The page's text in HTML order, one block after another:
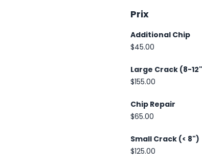
Prix
Additional Chip
$45.00
Large Crack (8-
$155.00
Chip Repair
$65.00
Small Crack (< 8")
$125.00